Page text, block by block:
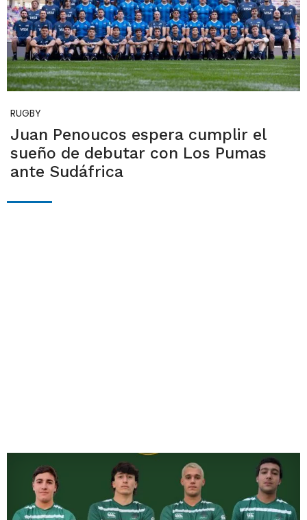
RUGBY
Juan Penoucos espera cumplir el
sueño de debutar con Los Pumas
ante Sudáfrica